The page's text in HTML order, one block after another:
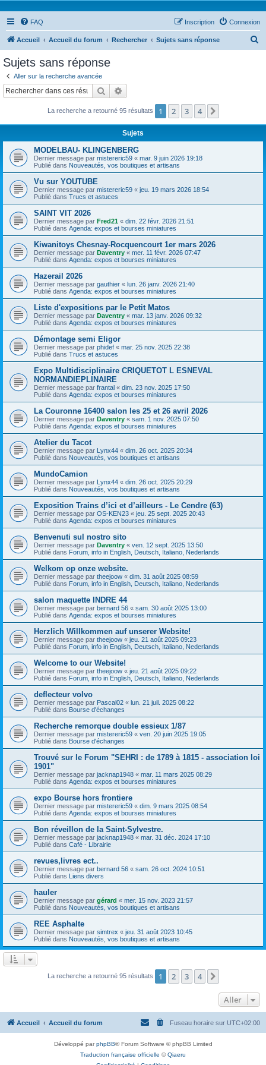
FAQ Connexion
Inscription
Accueil Accueil du forum Rechercher Sujets sans réponse
c
Sujets sans réponse
Aller sur la recherche avancée
Rechercher
La recherche a retourné 95 résultats 1 2 3 4
Sujets
MODELBAU- KLINGENBERG
Dernier message par mistereric59 « mar. 9 juin 2026 19:18
Publié dans Nouveautés, vos boutiques et artisans
Vu sur YOUTUBE
Dernier message par mistereric59 « jeu. 19 mars 2026 18:54
Publié dans Trucs et astuces
SAINT VIT 2026
Dernier message par Fred21 « dim. 22 févr. 2026 21:51
Publié dans Agenda: expos et bourses miniatures
Kiwanitoys Chesnay-Rocquencourt 1er mars 2026
Dernier message par Daventry « mer. 11 févr. 2026 07:47
Publié dans Agenda: expos et bourses miniatures
Hazerail 2026
Dernier message par gauthier « lun. 26 janv. 2026 21:40
Publié dans Agenda: expos et bourses miniatures
Liste d'expositions par le Petit Matos
Dernier message par Daventry « mar. 13 janv. 2026 09:32
Publié dans Agenda: expos et bourses miniatures
Démontage semi Eligor
Dernier message par phidef « mar. 25 nov. 2025 22:38
Publié dans Trucs et astuces
Expo Multidisciplinaire CRIQUETOT L ESNEVAL
NORMANDIEPLINAIRE
Dernier message par frantal « dim. 23 nov. 2025 17:50
Publié dans Agenda: expos et bourses miniatures
La Couronne 16400 salon les 25 et 26 avril 2026
Dernier message par Daventry « sam. 1 nov. 2025 07:50
Publié dans Agenda: expos et bourses miniatures
Atelier du Tacot
Dernier message par Lynx44 « dim. 26 oct. 2025 20:34
Publié dans Nouveautés, vos boutiques et artisans
MundoCamion
Dernier message par Lynx44 « dim. 26 oct. 2025 20:29
Publié dans Nouveautés, vos boutiques et artisans
Exposition Trains d’ici et d’ailleurs - Le Cendre (63)
Dernier message par OS-KEN23 « jeu. 25 sept. 2025 20:43
Publié dans Agenda: expos et bourses miniatures
Benvenuti sul nostro sito
Dernier message par Daventry « ven. 12 sept. 2025 13:50
Publié dans Forum, info in English, Deutsch, Italiano, Nederlands
Welkom op onze website.
Dernier message par theejoow « dim. 31 août 2025 08:59
Publié dans Forum, info in English, Deutsch, Italiano, Nederlands
salon maquette INDRE 44
Dernier message par bernard 56 « sam. 30 août 2025 13:00
Publié dans Agenda: expos et bourses miniatures
Herzlich Willkommen auf unserer Website!
Dernier message par theejoow « jeu. 21 août 2025 09:23
Publié dans Forum, info in English, Deutsch, Italiano, Nederlands
Welcome to our Website!
Dernier message par theejoow « jeu. 21 août 2025 09:22
Publié dans Forum, info in English, Deutsch, Italiano, Nederlands
deflecteur volvo
Dernier message par Pascal02 « lun. 21 juil. 2025 08:22
Publié dans Bourse d'échanges
Recherche remorque double essieux 1/87
Dernier message par mistereric59 « ven. 20 juin 2025 19:05
Publié dans Bourse d'échanges
Trouvé sur le Forum "SEHRI : de 1789 à 1815 - association loi
1901"
Dernier message par jacknap1948 « mar. 11 mars 2025 08:29
Publié dans Agenda: expos et bourses miniatures
expo Bourse hors frontiere
Dernier message par mistereric59 « dim. 9 mars 2025 08:54
Publié dans Agenda: expos et bourses miniatures
Bon réveillon de la Saint-Sylvestre.
Dernier message par jacknap1948 « mar. 31 déc. 2024 17:10
Publié dans Café - Librairie
revues,livres ect..
Dernier message par bernard 56 « sam. 26 oct. 2024 10:51
Publié dans Liens divers
hauler
Dernier message par gérard « mer. 15 nov. 2023 21:57
Publié dans Nouveautés, vos boutiques et artisans
REE Asphalte
Dernier message par simtrex « jeu. 31 août 2023 10:45
Publié dans Nouveautés, vos boutiques et artisans
La recherche a retourné 95 résultats 1 2 3 4
Aller
Accueil Accueil du forum Fuseau horaire sur UTC+02:00
Développé parphpBB® Forum Software © phpBB Limited
Traduction française officielle ©Qiaeru